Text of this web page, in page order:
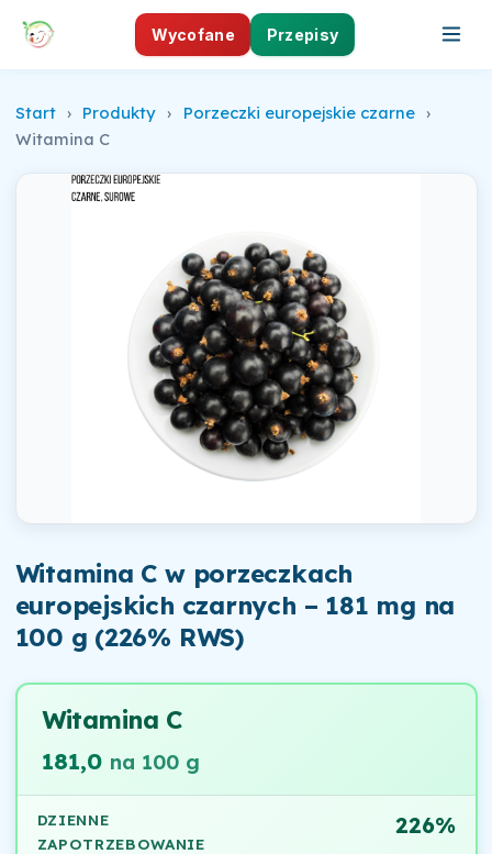
Wycofane Przepisy
Start › Produkty › Porzeczki europejskie czarne ›
Witamina C
Witamina C w porzeczkach
europejskich czarnych – 181 mg na
100 g (226% RWS)
Witamina C
181,0 na 100 g
DZIENNE
ZAPOTRZEBOWANIE
226%